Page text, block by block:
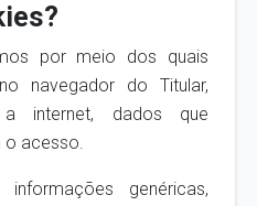
por meio dos quais
navegador do Titular,
internet, dados que
o acesso.
genéricas,